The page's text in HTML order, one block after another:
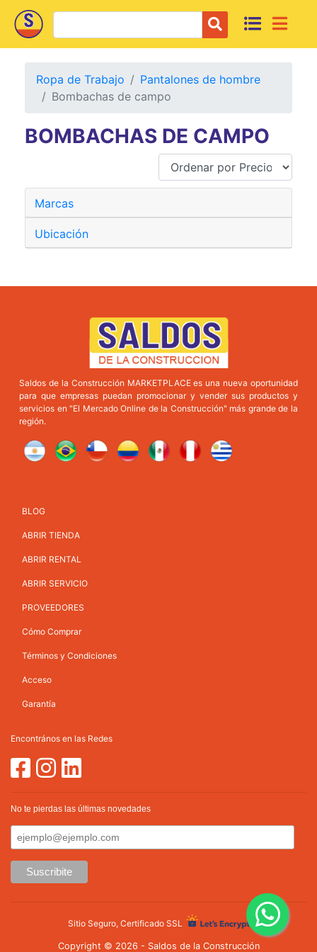
Ropa de Trabajo
Pantalones de hombre
Bombachas de campo
BOMBACHAS DE CAMPO
Marcas
Ubicación
Saldos de la Construcción MARKETPLACE es una nueva oportunidad
para que empresas puedan promocionar y vender sus productos y
servicios en "El Mercado Online de la Construcción" más grande de la
región.
BLOG
ABRIR TIENDA
ABRIR RENTAL
ABRIR SERVICIO
PROVEEDORES
Cómo Comprar
Términos y Condiciones
Acceso
Garantía
Encontrános en las Redes
No te pierdas las últimas novedades
Sitio Seguro, Certificado SSL
Copyright © 2026 - Saldos de la Construcción